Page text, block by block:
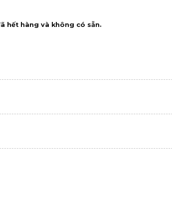
hết hàng và không có sẵn.